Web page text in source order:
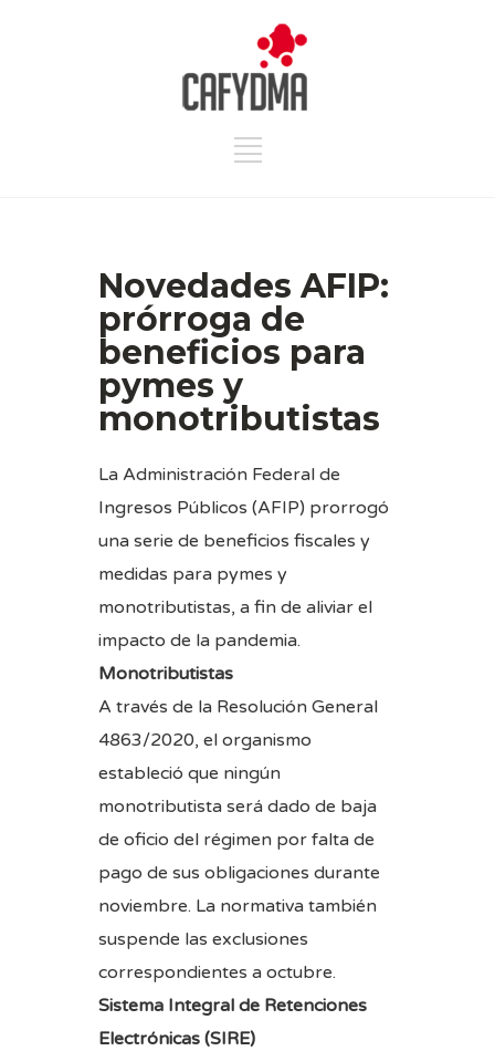
Novedades AFIP:
prórroga de
beneficios para
pymes y
monotributistas
La Administración Federal de
Ingresos Públicos (AFIP) prorrogó
una serie de beneficios fiscales y
medidas para pymes y
monotributistas, a fin de aliviar el
impacto de la pandemia.
Monotributistas
A través de la Resolución General
4863/2020, el organismo
estableció que ningún
monotributista será dado de baja
de oficio del régimen por falta de
pago de sus obligaciones durante
noviembre. La normativa también
suspende las exclusiones
correspondientes a octubre.
Sistema Integral de Retenciones
Electrónicas (SIRE)